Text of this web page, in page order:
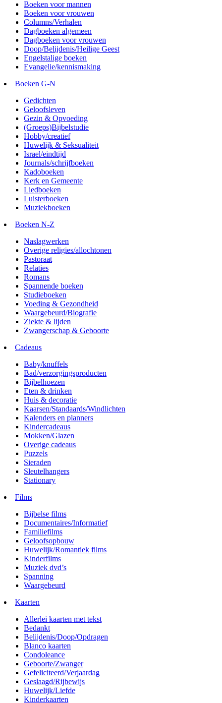
Boeken voor mannen
Boeken voor vrouwen
Columns/Verhalen
Dagboeken algemeen
Dagboeken voor vrouwen
Doop/Belijdenis/Heilige Geest
Engelstalige boeken
Evangelie/kennismaking
Boeken G-N
Gedichten
Geloofsleven
Gezin & Opvoeding
(Groeps)Bijbelstudie
Hobby/creatief
Huwelijk & Seksualiteit
Israel/eindtijd
Journals/schrijfboeken
Kadoboeken
Kerk en Gemeente
Liedboeken
Luisterboeken
Muziekboeken
Boeken N-Z
Naslagwerken
Overige religies/allochtonen
Pastoraat
Relaties
Romans
Spannende boeken
Studieboeken
Voeding & Gezondheid
Waargebeurd/Biografie
Ziekte & lijden
Zwangerschap & Geboorte
Cadeaus
Baby/knuffels
Bad/verzorgingsproducten
Bijbelhoezen
Eten & drinken
Huis & decoratie
Kaarsen/Standaards/Windlichten
Kalenders en planners
Kindercadeaus
Mokken/Glazen
Overige cadeaus
Puzzels
Sieraden
Sleutelhangers
Stationary
Films
Bijbelse films
Documentaires/Informatief
Familiefilms
Geloofsopbouw
Huwelijk/Romantiek films
Kinderfilms
Muziek dvd’s
Spanning
Waargebeurd
Kaarten
Allerlei kaarten met tekst
Bedankt
Belijdenis/Doop/Opdragen
Blanco kaarten
Condoleance
Geboorte/Zwanger
Gefeliciteerd/Verjaardag
Geslaagd/Rijbewijs
Huwelijk/Liefde
Kinderkaarten